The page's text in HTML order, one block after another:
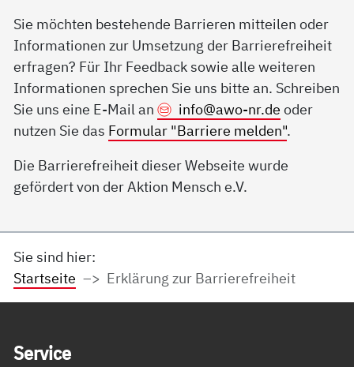
Sie möchten bestehende Barrieren mitteilen oder
Informationen zur Umsetzung der Barrierefreiheit
erfragen? Für Ihr Feedback sowie alle weiteren
Informationen sprechen Sie uns bitte an. Schreiben
Sie uns eine E-Mail an
info@awo-nr.de oder
nutzen Sie das Formular "Barriere melden".
Die Barrierefreiheit dieser Webseite wurde
gefördert von der Aktion Mensch e.V.
Sie sind hier:
Startseite
Erklärung zur Barrierefreiheit
Ser­vice